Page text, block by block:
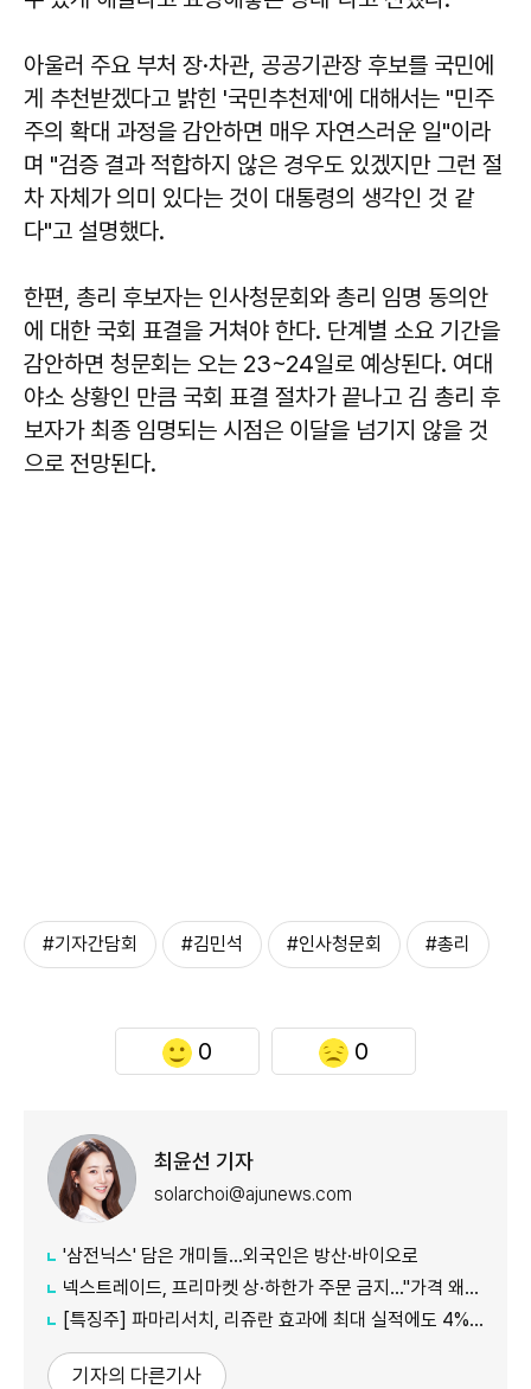
아울러 주요 부처 장·차관, 공공기관장 후보를 국민에
게 추천받겠다고 밝힌 '국민추천제'에 대해서는 "민주
주의 확대 과정을 감안하면 매우 자연스러운 일"이라
며 "검증 결과 적합하지 않은 경우도 있겠지만 그런 절
차 자체가 의미 있다는 것이 대통령의 생각인 것 같
다"고 설명했다.
한편, 총리 후보자는 인사청문회와 총리 임명 동의안
에 대한 국회 표결을 거쳐야 한다. 단계별 소요 기간을
감안하면 청문회는 오는 23~24일로 예상된다. 여대
야소 상황인 만큼 국회 표결 절차가 끝나고 김 총리 후
보자가 최종 임명되는 시점은 이달을 넘기지 않을 것
으로 전망된다.
#기자간담회 #김민석 #인사청문회 #총리
0 0
최윤선 기자
solarchoi@ajunews.com
'삼전닉스' 담은 개미들…외국인은 방산·바이오로
넥스트레이드, 프리마켓 상·하한가 주문 금지…"가격 왜곡 방지"
[특징주] 파마리서치, 리쥬란 효과에 최대 실적에도 4%대 약세
기자의 다른기사